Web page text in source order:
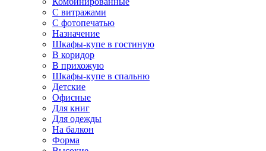
С витражами
С фотопечатью
Назначение
Шкафы-купе в гостиную
В коридор
В прихожую
Шкафы-купе в спальню
Детские
Офисные
Для книг
Для одежды
На балкон
Форма